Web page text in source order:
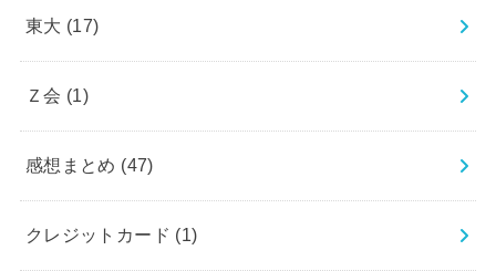
東大 (17)
Ｚ会 (1)
感想まとめ (47)
クレジットカード (1)